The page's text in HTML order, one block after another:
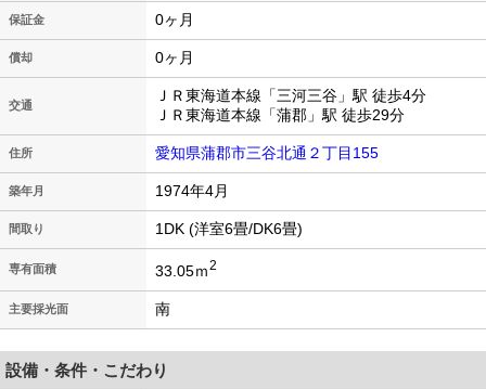
保証金 0ヶ月
償却 0ヶ月
交通
ＪＲ東海道本線「三河三谷」駅 徒歩4分
ＪＲ東海道本線「蒲郡」駅 徒歩29分
住所 愛知県蒲郡市三谷北通２丁目155
築年月 1974年4月
間取り 1DK (洋室6畳/DK6畳)
専有面積 33.05ｍ2
主要採光面 南
設備・条件・こだわり